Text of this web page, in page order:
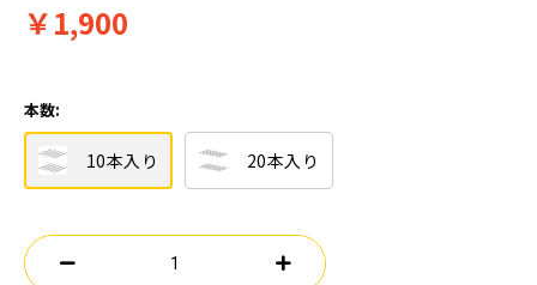
￥1,900
本数:
10本入り 20本入り